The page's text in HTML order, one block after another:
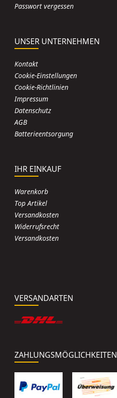
Passwort vergessen
UNSER UNTERNEHMEN
Kontakt
Cookie-Einstellungen
Cookie-Richtlinien
Impressum
Datenschutz
AGB
Batterieentsorgung
IHR EINKAUF
Warenkorb
Top Artikel
Versandkosten
Widerrufsrecht
Versandkosten
VERSANDARTEN
ZAHLUNGSMÖGLICHKEITEN